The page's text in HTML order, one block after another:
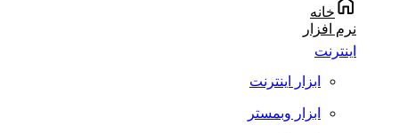
خانه
نرم افزار
اینترنت
ابزار اینترنت
ابزار وبمستر